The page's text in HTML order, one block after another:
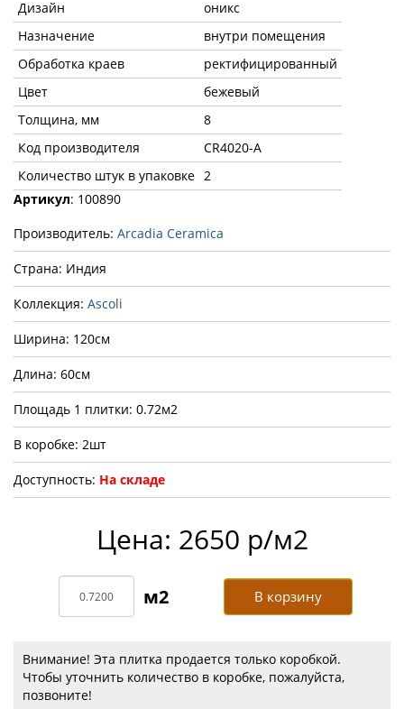
Дизайн
оникс
Назначение
внутри помещения
Обработка краев
ректифицированный
Цвет
бежевый
Толщина, мм
8
Код производителя
CR4020-A
Количество штук в упаковке 2
Артикул: 100890
Производитель: Arcadia Ceramica
Страна: Индия
Коллекция: Ascoli
Ширина: 120см
Длина: 60см
Площадь 1 плитки: 0.72м2
В коробке: 2шт
Доступность: На складе
Цена: 2650 р/м2
В корзину
Внимание! Эта плитка продается только коробкой.
Чтобы уточнить количество в коробке, пожалуйста,
позвоните!